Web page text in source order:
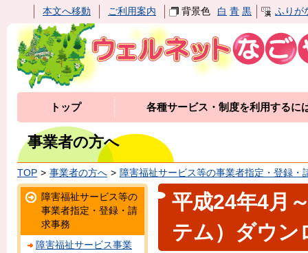
本文へ移動 ご利用案内 背景色 白 青 黒 ふりが
トップ 各種サービス・制度を利用するに
事業者の方へ
TOP 事業者の方へ 障害福祉サービス等の事業者指定・登録・
平成24年4月
テム）ダウン
障害福祉サービス等の
事業者指定・登録・請
求事務
障害福祉サービス事業